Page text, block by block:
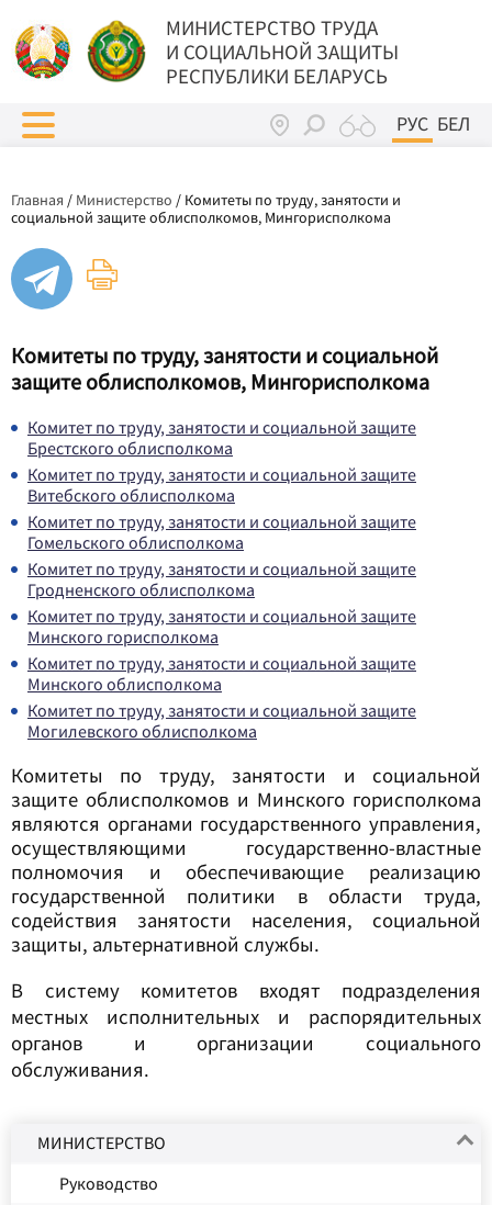
МИНИСТЕРСТВО ТРУДА
И СОЦИАЛЬНОЙ ЗАЩИТЫ
РЕСПУБЛИКИ БЕЛАРУСЬ
РУС БЕЛ
Главная / Министерство / Комитеты по труду, занятости и
социальной защите облисполкомов, Мингорисполкома
Комитеты по труду, занятости и социальной
защите облисполкомов, Мингорисполкома
Комитет по труду, занятости и социальной защите
Брестского облисполкома
Комитет по труду, занятости и социальной защите
Витебского облисполкома
Комитет по труду, занятости и социальной защите
Гомельского облисполкома
Комитет по труду, занятости и социальной защите
Гродненского облисполкома
Комитет по труду, занятости и социальной защите
Минского горисполкома
Комитет по труду, занятости и социальной защите
Минского облисполкома
Комитет по труду, занятости и социальной защите
Могилевского облисполкома
Комитеты по труду, занятости и социальной
защитеоблисполкомов и Минского горисполкома
являются органами государственного управления,
осуществляющими государственно-властные
полномочия и обеспечивающие реализацию
государственной политики в области труда,
содействия занятости населения, социальной
защиты, альтернативной службы.
В систему комитетов входят подразделения
местных исполнительных и распорядительных
органов и организации социального
обслуживания.
МИНИСТЕРСТВО
Руководство